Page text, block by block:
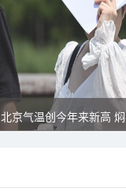
北京气温创今年来新高